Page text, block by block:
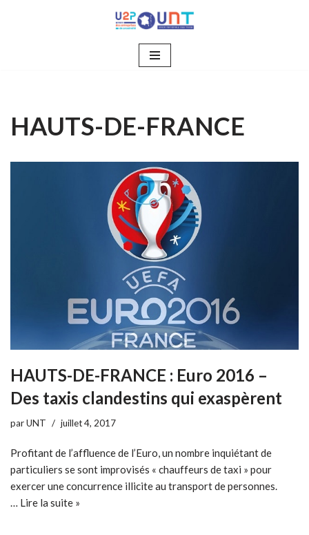
HAUTS-DE-FRANCE
HAUTS-DE-FRANCE : Euro 2016 –
Des taxis clandestins qui exaspèrent
parUNT juillet 4, 2017
Profitant de l’affluence de l’Euro, un nombre inquiétant de
particuliers se sont improvisés « chauffeurs de taxi » pour
exercer une concurrence illicite au transport de personnes.
… Lire la suite »